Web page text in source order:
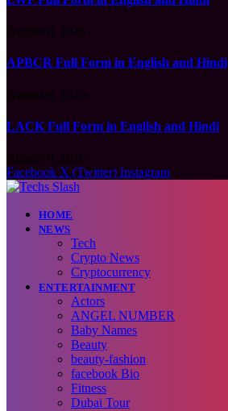
APBCR Full Form in English and Hindi
LACK Full Form in English and Hindi
Facebook X (Twitter) Instagram
HOME
NEWS
Tech
Crypto News
Cryptocurrency
ENTERTAINMENT
Actors
ANGEL NUMBER
Baby Names
Beauty
beauty-fashion
facebook Bio
Fitness
Dubai Tour